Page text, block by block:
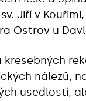
Jiří v
Ostrov u
kresebných
nálezů,
usedlostí,